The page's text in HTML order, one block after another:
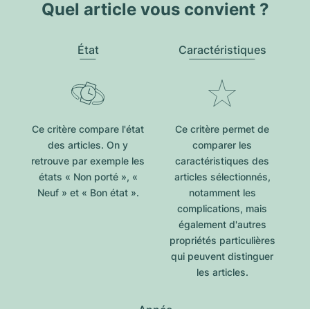
Quel article vous convient ?
État
Ce critère compare l'état
des articles. On y
retrouve par exemple les
états « Non porté », «
Neuf » et « Bon état ».
Caractéristiques
Ce critère permet de
comparer les
caractéristiques des
articles sélectionnés,
notamment les
complications, mais
également d'autres
propriétés particulières
qui peuvent distinguer
les articles.